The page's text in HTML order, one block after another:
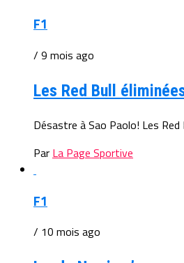
F1
/ 9 mois ago
Les Red Bull
Désastre à Sao Paolo! Les
Par La Page Sportive
F1
/ 10 mois ago